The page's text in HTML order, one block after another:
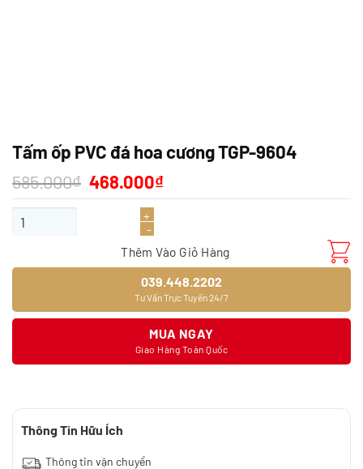
Tấm ốp PVC đá hoa cương TGP-9604
585.000₫ Giá
gốc
là:
468.000₫Giá
hiện
tại
Tấm ốp PVC đá hoa cương TGP-9604 số lượng
Thêm Vào Giỏ Hàng
039.448.2202
Tư Vấn Trực Tuyến 24/7
MUA NGAY
Giao Hàng Toàn Quốc
Thông Tin Hữu Ích
Thông tin vận chuyển